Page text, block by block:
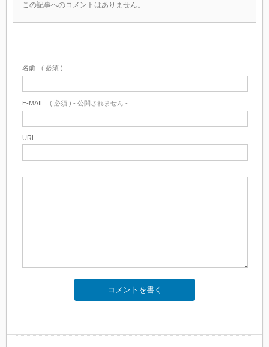
この記事へのコメントはありません。
名前 ( 必須 )
E-MAIL ( 必須 ) - 公開されません -
URL